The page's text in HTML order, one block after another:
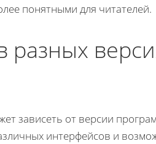
понятными для читателей.
зависеть от версии
интерфейсов и